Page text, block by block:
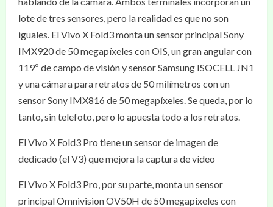
lote de tres sensores, pero la realidad es que no son
iguales. El Vivo X Fold3 monta un sensor principal Sony
IMX920 de 50 megapíxeles con OIS, un gran angular con
119º de campo de visión y sensor Samsung ISOCELL JN1
y una cámara para retratos de 50 milímetros con un
sensor Sony IMX816 de 50 megapíxeles. Se queda, por lo
tanto, sin telefoto, pero lo apuesta todo a los retratos.
El Vivo X Fold3 Pro tiene un sensor de imagen de
dedicado (el V3) que mejora la captura de vídeo
El Vivo X Fold3 Pro, por su parte, monta un sensor
principal Omnivision OV50H de 50 megapíxeles con